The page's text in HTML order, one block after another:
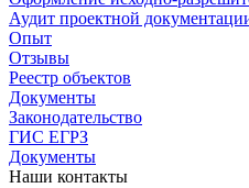
Аудит проектной
Опыт
Отзывы
Реестр объектов
Документы
Законодательство
ГИС ЕГРЗ
Документы
Наши контакты